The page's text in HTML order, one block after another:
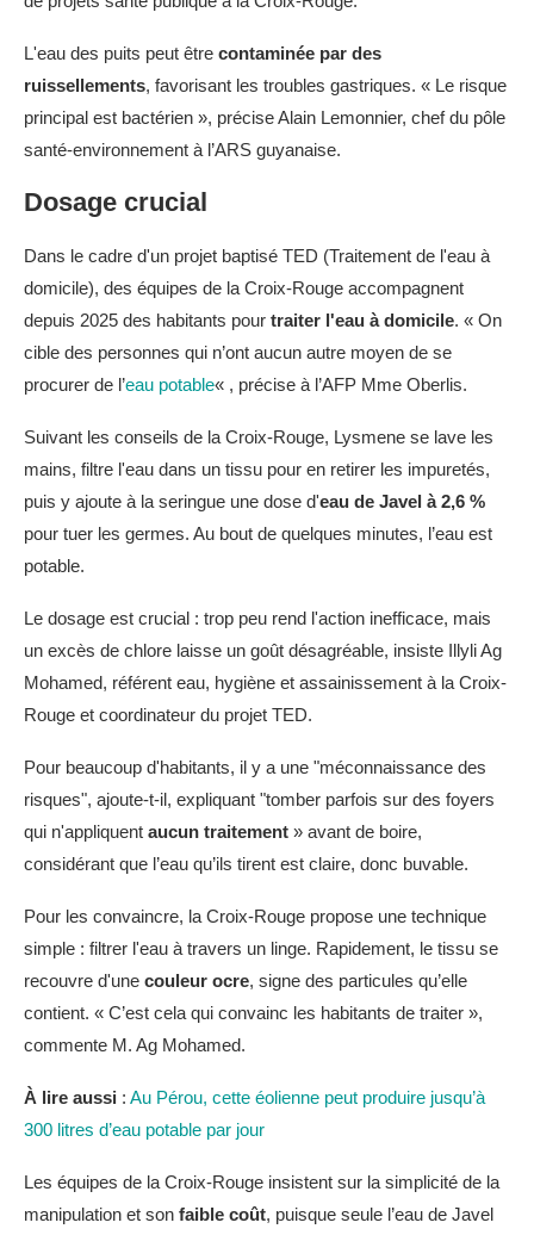
L'eau des puits peut être contaminée par des
ruissellements, favorisant les troubles gastriques. « Le risque
principal est bactérien », précise Alain Lemonnier, chef du pôle
santé-environnement à l’ARS guyanaise.
Dosage crucial
Dans le cadre d'un projet baptisé TED (Traitement de l'eau à
domicile), des équipes de la Croix-Rouge accompagnent
depuis 2025 des habitants pour traiter l'eau à domicile. « On
cible des personnes qui n’ont aucun autre moyen de se
procurer de l’eau potable« , précise à l’AFP Mme Oberlis.
Suivant les conseils de la Croix-Rouge, Lysmene se lave les
mains, filtre l'eau dans un tissu pour en retirer les impuretés,
puis y ajoute à la seringue une dose d'eau de Javel à 2,6 %
pour tuer les germes. Au bout de quelques minutes, l’eau est
potable.
Le dosage est crucial : trop peu rend l'action inefficace, mais
un excès de chlore laisse un goût désagréable, insiste Illyli Ag
Mohamed, référent eau, hygiène et assainissement à la Croix-
Rouge et coordinateur du projet TED.
Pour beaucoup d'habitants, il y a une "méconnaissance des
risques", ajoute-t-il, expliquant "tomber parfois sur des foyers
qui n'appliquent aucun traitement » avant de boire,
considérant que l’eau qu’ils tirent est claire, donc buvable.
Pour les convaincre, la Croix-Rouge propose une technique
simple : filtrer l'eau à travers un linge. Rapidement, le tissu se
recouvre d'une couleur ocre, signe des particules qu’elle
contient. « C’est cela qui convainc les habitants de traiter »,
commente M. Ag Mohamed.
À lire aussi : Au Pérou, cette éolienne peut produire jusqu’à
300 litres d’eau potable par jour
Les équipes de la Croix-Rouge insistent sur la simplicité de la
manipulation et son faible coût, puisque seule l’eau de Javel